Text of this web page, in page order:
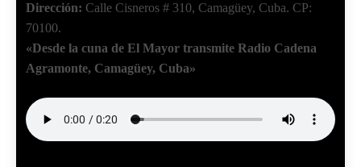
Dirección: Calle Cisneros # 310, Camagüey, Cuba. CP:
70100.
«Desde la cuna de El Mayor transmite Radio Cadena
Agramonte, Camagüey, Cuba»